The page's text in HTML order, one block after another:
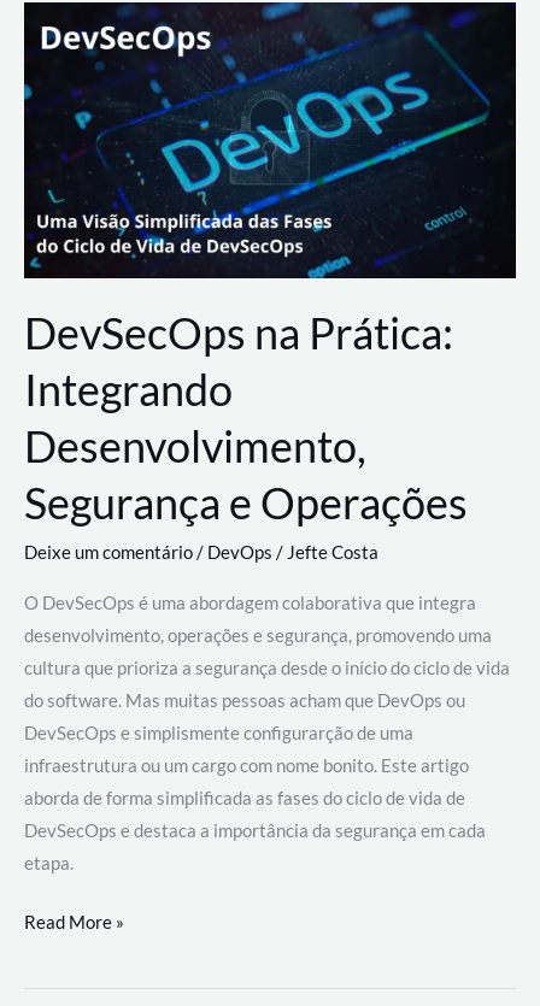
Lance
Rural
DevSecOps na Prática:
Integrando
Desenvolvimento,
Segurança e Operações
Deixe um comentário/ DevOps /Jefte Costa
O DevSecOps é uma abordagem colaborativa que integra
desenvolvimento, operações e segurança, promovendo uma
cultura que prioriza a segurança desde o início do ciclo de vida
do software. Mas muitas pessoas acham que DevOps ou
DevSecOps e simplismente configurarção de uma
infraestrutura ou um cargo com nome bonito. Este artigo
aborda de forma simplificada as fases do ciclo de vida de
DevSecOps e destaca a importância da segurança em cada
etapa.
DevSecOps
Prática:
Read More »